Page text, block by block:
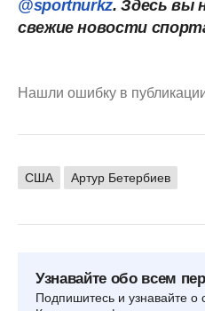
@sportnurkz. Здесь вы
свежие новости
Нашли ошибку в
США Артур Бетербиев
Узнавайте обо всем
Подпишитесь и узнавайте о